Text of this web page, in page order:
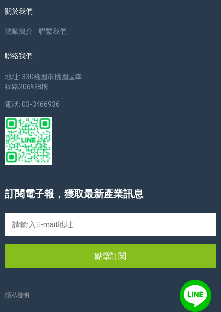
關於我們
瑞歐簡介 聯繫我們
聯絡我們
地址: 330桃園市桃園區幸
福路206號8樓
電話: 03-3466936
訂閱電子報，獲取最新產業訊息
點擊訂閱
隱私聲明